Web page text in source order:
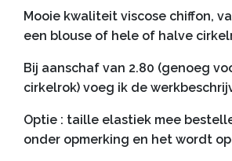
Mooie kwaliteit viscose chiffon,
een blouse of hele of halve
Bij aanschaf van 2.80 (genoeg
cirkelrok) voeg ik de
Optie : taille elastiek mee
onder opmerking en het wordt